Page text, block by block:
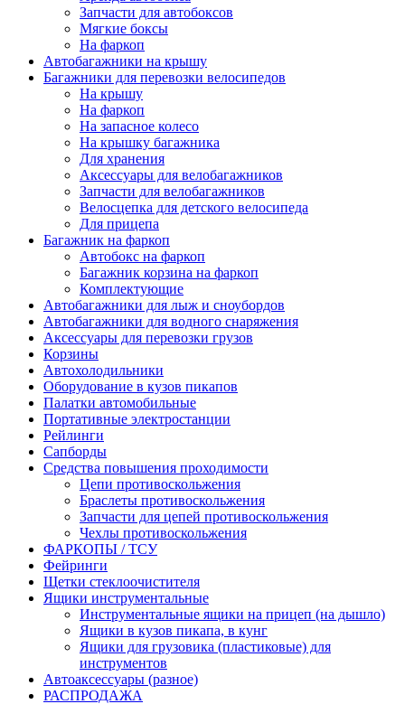
Запчасти для автобоксов
Мягкие боксы
На фаркоп
Автобагажники на крышу
Багажники для перевозки велосипедов
На крышу
На фаркоп
На запасное колесо
На крышку багажника
Для хранения
Аксессуары для велобагажников
Запчасти для велобагажников
Велосцепка для детского велосипеда
Для прицепа
Багажник на фаркоп
Автобокс на фаркоп
Багажник корзина на фаркоп
Комплектующие
Автобагажники для лыж и сноубордов
Автобагажники для водного снаряжения
Аксессуары для перевозки грузов
Корзины
Автохолодильники
Оборудование в кузов пикапов
Палатки автомобильные
Портативные электростанции
Рейлинги
Сапборды
Средства повышения проходимости
Цепи противоскольжения
Браслеты противоскольжения
Запчасти для цепей противоскольжения
Чехлы противоскольжения
ФАРКОПЫ / ТСУ
Фейринги
Щетки стеклоочистителя
Ящики инструментальные
Инструментальные ящики на прицеп (на дышло)
Ящики в кузов пикапа, в кунг
Ящики для грузовика (пластиковые) для
инструментов
Автоаксессуары (разное)
РАСПРОДАЖА